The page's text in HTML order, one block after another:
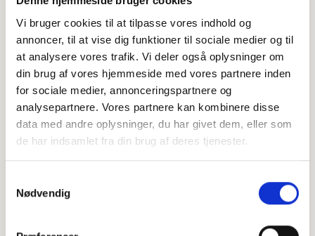
Vi bruger cookies til at tilpasse vores indhold og
annoncer, til at vise dig funktioner til sociale medier og til
at analysere vores trafik. Vi deler også oplysninger om
din brug af vores hjemmeside med vores partnere inden
for sociale medier, annonceringspartnere og
analysepartnere. Vores partnere kan kombinere disse
data med andre oplysninger, du har givet dem, eller som
de har indsamlet fra din brug af deres tjenester.
Nødvendig
Højtideligheden
Torsdag d. 9. marts 2023 kl. 13.00
Lynæs Kirke